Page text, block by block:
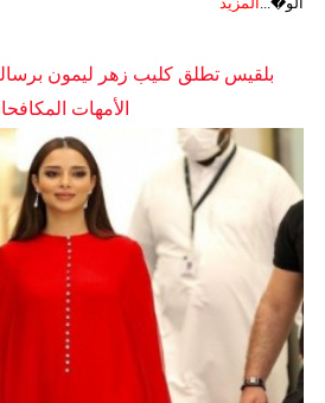
بلقيس تطلق كليب زهر ليمون
الأمهات